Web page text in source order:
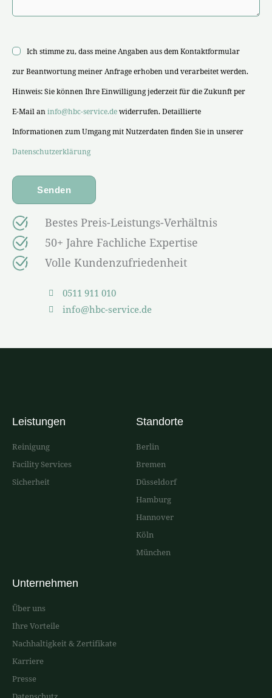
Ich stimme zu, dass meine Angaben aus dem Kontaktformular
zur Beantwortung meiner Anfrage erhoben und verarbeitet werden.
Hinweis: Sie können Ihre Einwilligung jederzeit für die Zukunft per
E-Mail aninfo@hbc-service.dewiderrufen. Detaillierte
Informationen zum Umgang mit Nutzerdaten finden Sie in unserer
Datenschutzerklärung
Bestes Preis-Leistungs-Verhältnis
50+ Jahre Fachliche Expertise
Volle Kundenzufriedenheit
0511 911 010
info@hbc-service.de
Leistungen
Reinigung
Facility Services
Sicherheit
Standorte
Berlin
Bremen
Düsseldorf
Hamburg
Hannover
Köln
München
Unternehmen
Über uns
Ihre Vorteile
Nachhaltigkeit & Zertifikate
Karriere
Presse